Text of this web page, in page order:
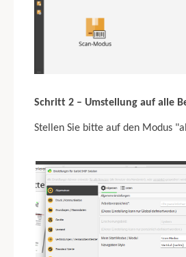
Schritt 2 – Umstellung auf alle
Stellen Sie bitte auf den Modus